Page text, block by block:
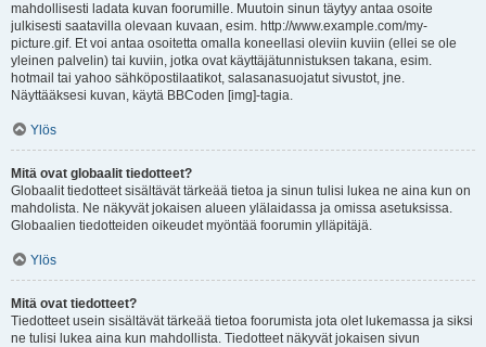
mahdollisesti ladata kuvan foorumille. Muutoin sinun täytyy antaa osoite
julkisesti saatavilla olevaan kuvaan, esim. http://www.example.com/my-
picture.gif. Et voi antaa osoitetta omalla koneellasi oleviin kuviin (ellei se ole
yleinen palvelin) tai kuviin, jotka ovat käyttäjätunnistuksen takana, esim.
hotmail tai yahoo sähköpostilaatikot, salasanasuojatut sivustot, jne.
Näyttääksesi kuvan, käytä BBCoden [img]-tagia.
Ylös
Mitä ovat globaalit tiedotteet?
Globaalit tiedotteet sisältävät tärkeää tietoa ja sinun tulisi lukea ne aina kun on
mahdolista. Ne näkyvät jokaisen alueen ylälaidassa ja omissa asetuksissa.
Globaalien tiedotteiden oikeudet myöntää foorumin ylläpitäjä.
Ylös
Mitä ovat tiedotteet?
Tiedotteet usein sisältävät tärkeää tietoa foorumista jota olet lukemassa ja siksi
ne tulisi lukea aina kun mahdollista. Tiedotteet näkyvät jokaisen sivun